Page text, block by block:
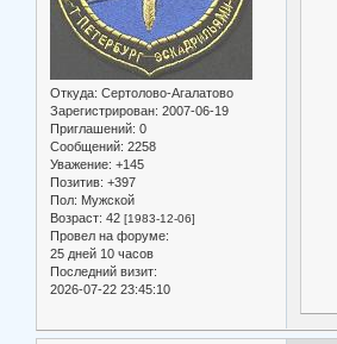
Откуда: Сертолово-Агалатово
Зарегистрирован: 2007-06-19
Приглашений: 0
Сообщений: 2258
Уважение: +145
Позитив: +397
Пол: Мужской
Возраст: 42 [1983-12-06]
Провел на форуме:
25 дней 10 часов
Последний визит:
2026-07-22 23:45:10